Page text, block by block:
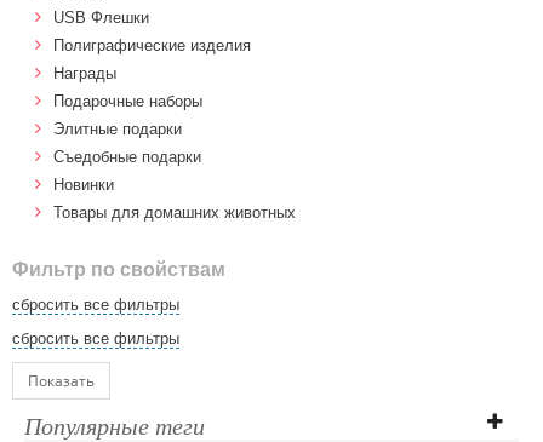
USB Флешки
Полиграфические изделия
Награды
Подарочные наборы
Элитные подарки
Cъедобные подарки
Новинки
Товары для домашних животных
Фильтр по свойствам
сбросить все фильтры
сбросить все фильтры
Показать
Популярные теги